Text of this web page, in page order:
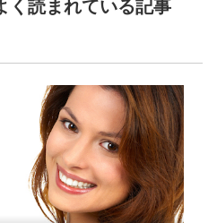
く読まれている記事